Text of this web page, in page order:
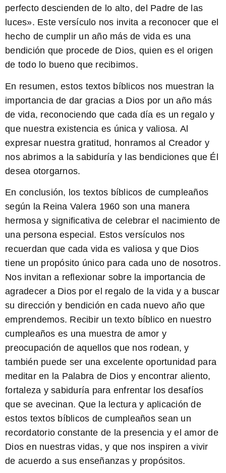
perfecto descienden de lo alto, del Padre de las
luces». Este versículo nos invita a reconocer que el
hecho de cumplir un año más de vida es una
bendición que procede de Dios, quien es el origen
de todo lo bueno que recibimos.
En resumen, estos textos bíblicos nos muestran la
importancia de dar gracias a Dios por un año más
de vida, reconociendo que cada día es un regalo y
que nuestra existencia es única y valiosa. Al
expresar nuestra gratitud, honramos al Creador y
nos abrimos a la sabiduría y las bendiciones que Él
desea otorgarnos.
En conclusión, los textos bíblicos de cumpleaños
según la Reina Valera 1960 son una manera
hermosa y significativa de celebrar el nacimiento de
una persona especial. Estos versículos nos
recuerdan que cada vida es valiosa y que Dios
tiene un propósito único para cada uno de nosotros.
Nos invitan a reflexionar sobre la importancia de
agradecer a Dios por el regalo de la vida y a buscar
su dirección y bendición en cada nuevo año que
emprendemos. Recibir un texto bíblico en nuestro
cumpleaños es una muestra de amor y
preocupación de aquellos que nos rodean, y
también puede ser una excelente oportunidad para
meditar en la Palabra de Dios y encontrar aliento,
fortaleza y sabiduría para enfrentar los desafíos
que se avecinan. Que la lectura y aplicación de
estos textos bíblicos de cumpleañossean un
recordatorio constante de la presencia y el amor de
Dios en nuestras vidas, y que nos inspiren a vivir
de acuerdo a sus enseñanzas y propósitos.